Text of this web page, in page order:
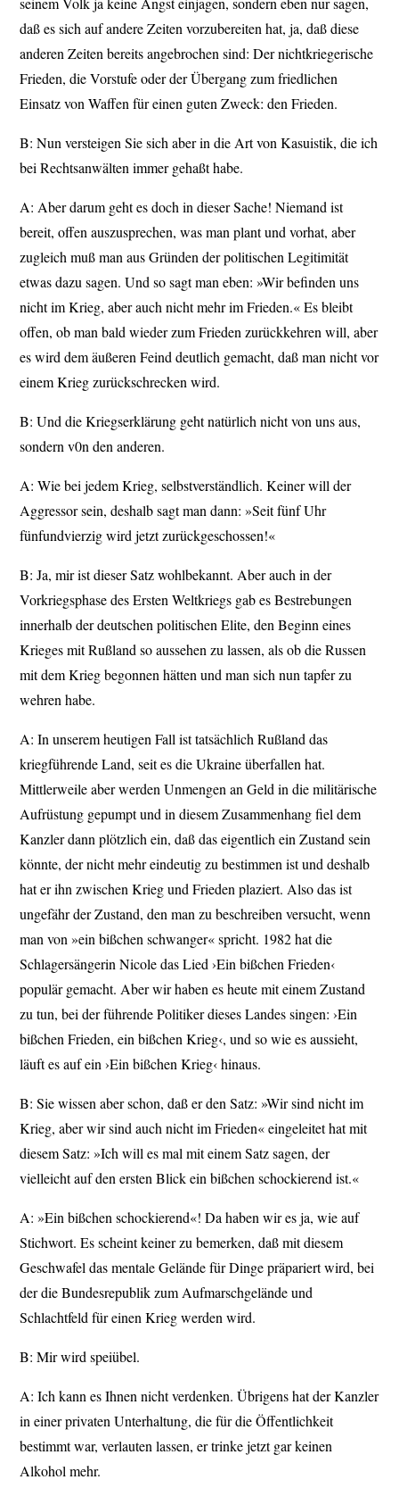
daß es sich auf andere Zeiten vorzubereiten hat, ja, daß diese
anderen Zeiten bereits angebrochen sind: Der nichtkriegerische
Frieden, die Vorstufe oder der Übergang zum friedlichen
Einsatz von Waffen für einen guten Zweck: den Frieden.
B: Nun versteigen Sie sich aber in die Art von Kasuistik, die ich
bei Rechtsanwälten immer gehaßt habe.
A: Aber darum geht es doch in dieser Sache! Niemand ist
bereit, offen auszusprechen, was man plant und vorhat, aber
zugleich muß man aus Gründen der politischen Legitimität
etwas dazu sagen. Und so sagt man eben: »Wir befinden uns
nicht im Krieg, aber auch nicht mehr im Frieden.« Es bleibt
offen, ob man bald wieder zum Frieden zurückkehren will, aber
es wird dem äußeren Feind deutlich gemacht, daß man nicht vor
einem Krieg zurückschrecken wird.
B: Und die Kriegserklärung geht natürlich nicht von uns aus,
sondern v0n den anderen.
A: Wie bei jedem Krieg, selbstverständlich. Keiner will der
Aggressor sein, deshalb sagt man dann: »Seit fünf Uhr
fünfundvierzig wird jetzt zurückgeschossen!«
B: Ja, mir ist dieser Satz wohlbekannt. Aber auch in der
Vorkriegsphase des Ersten Weltkriegs gab es Bestrebungen
innerhalb der deutschen politischen Elite, den Beginn eines
Krieges mit Rußland so aussehen zu lassen, als ob die Russen
mit dem Krieg begonnen hätten und man sich nun tapfer zu
wehren habe.
A: In unserem heutigen Fall ist tatsächlich Rußland das
kriegführende Land, seit es die Ukraine überfallen hat.
Mittlerweile aber werden Unmengen an Geld in die militärische
Aufrüstung gepumpt und in diesem Zusammenhang fiel dem
Kanzler dann plötzlich ein, daß das eigentlich ein Zustand sein
könnte, der nicht mehr eindeutig zu bestimmen ist und deshalb
hat er ihn zwischen Krieg und Frieden plaziert. Also das ist
ungefähr der Zustand, den man zu beschreiben versucht, wenn
man von »ein bißchen schwanger« spricht. 1982 hat die
Schlagersängerin Nicole das Lied ›Ein bißchen Frieden‹
populär gemacht. Aber wir haben es heute mit einem Zustand
zu tun, bei der führende Politiker dieses Landes singen: ›Ein
bißchen Frieden, ein bißchen Krieg‹, und so wie es aussieht,
läuft es auf ein ›Ein bißchen Krieg‹ hinaus.
B: Sie wissen aber schon, daß er den Satz: »Wir sind nicht im
Krieg, aber wir sind auch nicht im Frieden« eingeleitet hat mit
diesem Satz: »Ich will es mal mit einem Satz sagen, der
vielleicht auf den ersten Blick ein bißchen schockierend ist.«
A: »Ein bißchen schockierend«! Da haben wir es ja, wie auf
Stichwort. Es scheint keiner zu bemerken, daß mit diesem
Geschwafel das mentale Gelände für Dinge präpariert wird, bei
der die Bundesrepublik zum Aufmarschgelände und
Schlachtfeld für einen Krieg werden wird.
B: Mir wird speiübel.
A: Ich kann es Ihnen nicht verdenken. Übrigens hat der Kanzler
in einer privaten Unterhaltung, die für die Öffentlichkeit
bestimmt war, verlauten lassen, er trinke jetzt gar keinen
Alkohol mehr.